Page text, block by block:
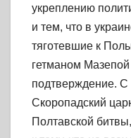
укреплению
и тем, что в
тяготевшие к
гетманом
подтверждение. С
Скоропадский
Полтавской